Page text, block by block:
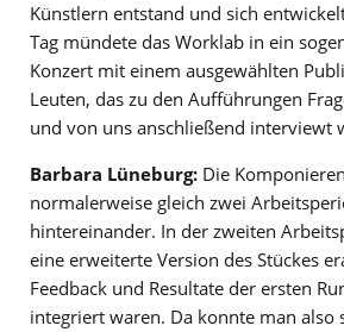
Künstlern entstand und sich
Tag mündete das Worklab in ein
Konzert mit einem ausgewählten
Leuten, das zu den Aufführungen
und von uns anschließend interviewt
Barbara Lüneburg: Die
normalerweise gleich zwei
hintereinander. In der zweiten
eine erweiterte Version des Stückes
Feedback und Resultate der ersten
integriert waren. Da konnte man also